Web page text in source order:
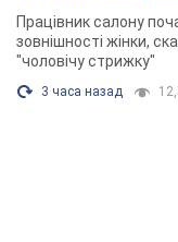
розгорівся
Працівник салону
зовнішності жінки,
"чоловічу стрижку"
3 часа назад